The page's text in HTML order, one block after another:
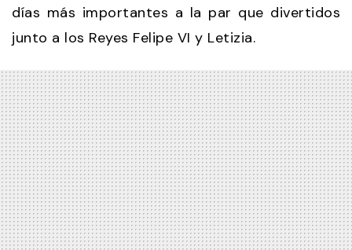
días más importantes a la par que divertidos
junto a los Reyes Felipe VI y Letizia.